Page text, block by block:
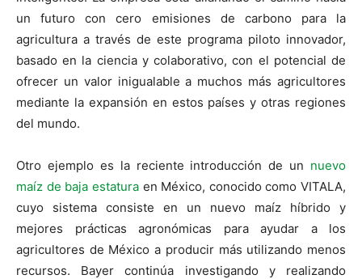
un futuro con cero emisiones de carbono para la
agricultura a través de este programa piloto innovador,
basado en la ciencia y colaborativo, con el potencial de
ofrecer un valor inigualable a muchos más agricultores
mediante la expansión en estos países y otras regiones
del mundo.
Otro ejemplo es la reciente introducción de un nuevo
maíz de baja estaturaen México, conocido como VITALA,
cuyo sistema consiste en un nuevo maíz híbrido y
mejores prácticas agronómicas para ayudar a los
agricultores de México a producir más utilizando menos
recursos. Bayer continúa investigando y realizando